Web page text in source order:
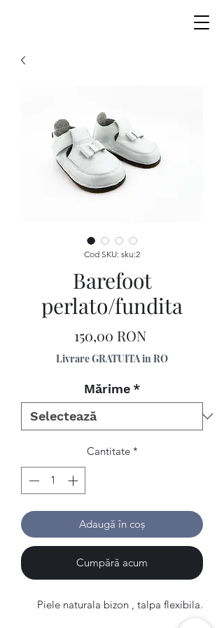
Cod SKU: sku:2
Barefoot
perlato/fundita
150,00 RONPreț
Livrare GRATUITA in RO
Mărime *
Cantitate *
Adaugă în coș
Cumpără acum
Piele naturala bizon , talpa flexibila.